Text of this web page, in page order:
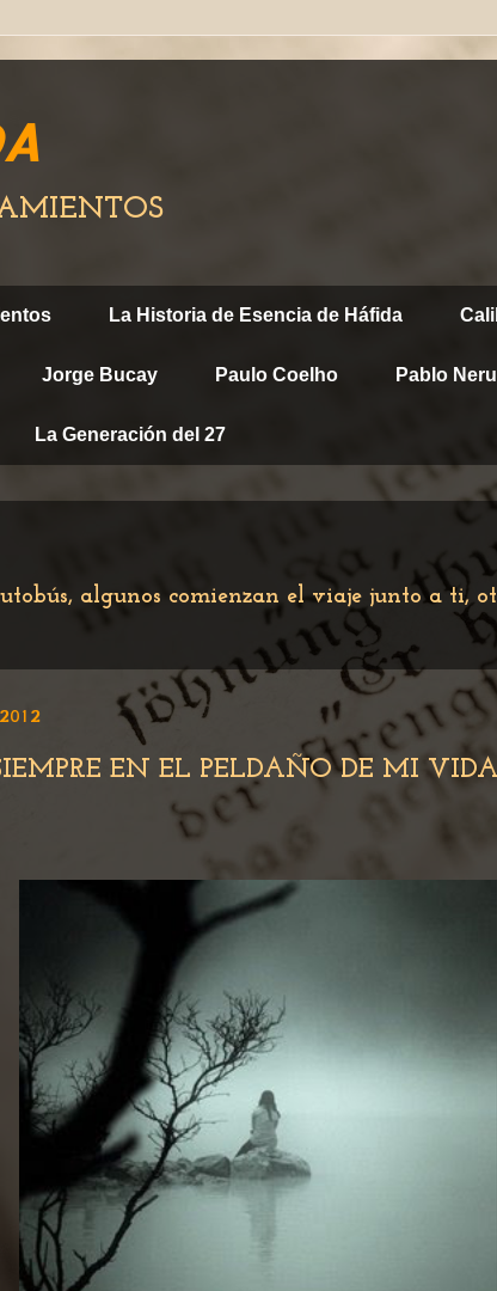
La Historia de Esencia de Háfida
Jorge Bucay Paulo Coelho Pablo
La Generación del 27
algunos comienzan el viaje junto a ti,
EN EL PELDAÑO DE MI VIDA